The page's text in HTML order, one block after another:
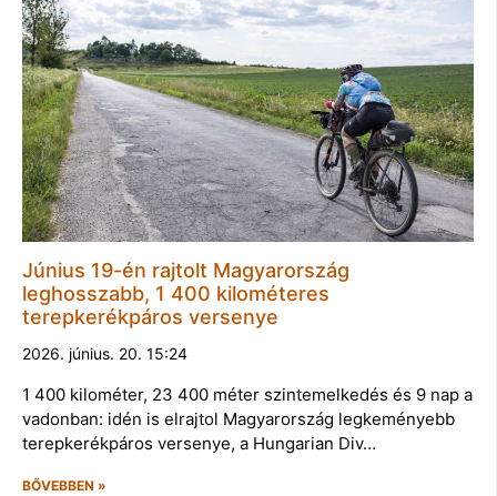
Június 19-én rajtolt Magyarország
leghosszabb, 1 400 kilométeres
terepkerékpáros versenye
2026. június. 20. 15:24
1 400 kilométer, 23 400 méter szintemelkedés és 9 nap a
vadonban: idén is elrajtol Magyarország legkeményebb
terepkerékpáros versenye, a Hungarian Div…
BŐVEBBEN »